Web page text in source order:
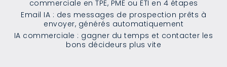
commerciale en TPE, PME ou ETI en 4 étapes
Email IA : des messages de prospection prêts à
envoyer, générés automatiquement
IA commerciale : gagner du temps et contacter les
bons décideurs plus vite